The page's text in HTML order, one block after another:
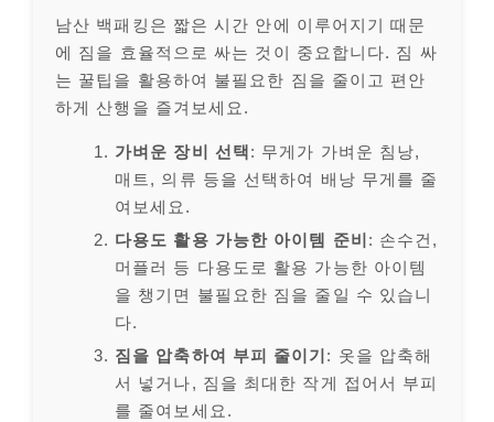
남산 백패킹은 짧은 시간 안에 이루어지기 때문
에 짐을 효율적으로 싸는 것이 중요합니다. 짐 싸
는 꿀팁을 활용하여 불필요한 짐을 줄이고 편안
하게 산행을 즐겨보세요.
가벼운 장비 선택 : 무게가 가벼운 침낭,
매트, 의류 등을 선택하여 배낭 무게를 줄
여보세요.
다용도 활용 가능한 아이템 준비 : 손수건,
머플러 등 다용도로 활용 가능한 아이템
을 챙기면 불필요한 짐을 줄일 수 있습니
다.
짐을 압축하여 부피 줄이기 : 옷을 압축해
서 넣거나, 짐을 최대한 작게 접어서 부피
를 줄여보세요.